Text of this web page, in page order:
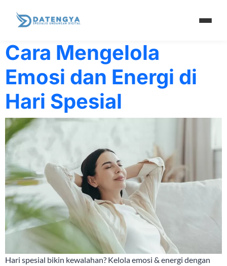
Tag:keseharian
Cara Mengelola
Emosi dan Energi di
Hari Spesial
Hari spesial bikin kewalahan? Kelola emosi & energi dengan